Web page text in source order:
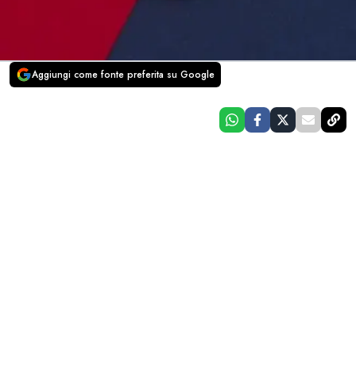
Aggiungi come fonte preferita su Google